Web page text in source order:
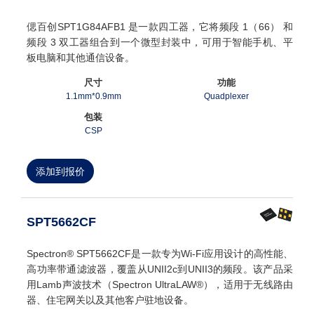
偲百创SPT1G84AFB1 是一款四工器，它将频段 1（66） 和
频段 3 双工器组合到一个微型封装中，可用于智能手机、平
板电脑和其他通信设备。
尺寸
1.1mm*0.9mm
功能
Quadplexer
包装
CSP
添加到报价
SPT5662CF
Spectron® SPT5662CF是一款专为Wi-Fi应用设计的高性能、
高功率带通滤波器，覆盖从UNII2c到UNII3的频段。该产品采
用Lamb声波技术（Spectron UltraLAW®），适用于无线路由
器、住宅网关以及其他客户驻地设备。